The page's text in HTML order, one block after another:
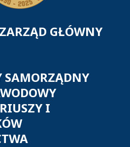
GŁÓWNY
SAMORZĄDNY
I